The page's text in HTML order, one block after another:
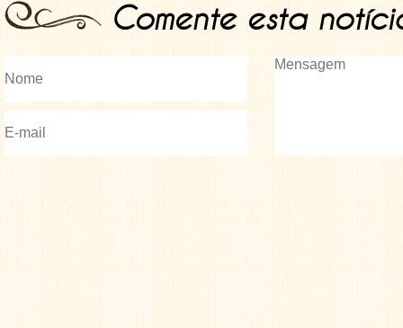
Comente esta